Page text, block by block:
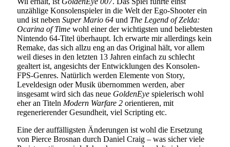
unzählige Konsolenspieler in die Welt der Ego-Shooter ein
und ist neben Super Mario 64 und The Legend of Zelda:
Ocarina of Time wohl einer der wichtigsten und beliebtesten
Nintendo 64-Titel überhaupt. Ich erwarte mir allerdings kein
Remake, das sich allzu eng an das Original hält, vor allem
weil dieses in den letzten 13 Jahren einfach zu schlecht
gealtert ist, angesichts der Entwicklungen des Konsolen-
FPS-Genres. Natürlich werden Elemente von Story,
Leveldesign oder Musik übernommen werden, aber
insgesamt wird sich das neue GoldenEye spielerisch wohl
eher an Titeln Modern Warfare 2 orientieren, mit
regenerierender Gesundheit, viel Scripting etc.
Eine der auffälligsten Änderungen ist wohl die Ersetzung
von Pierce Brosnan durch Daniel Craig – was sicher viele